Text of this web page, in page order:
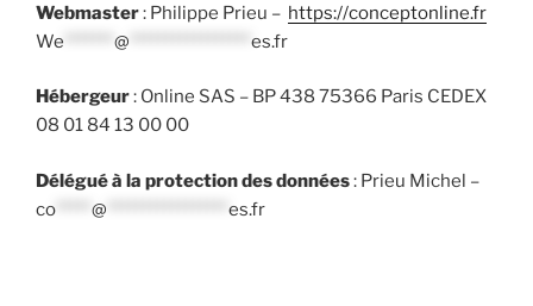
Webmaster: Philippe Prieu – https://conceptonline.fr
We
@ es.fr
Hébergeur: Online SAS – BP 438 75366 Paris CEDEX
08 01 84 13 00 00
Délégué à la protection des données: Prieu Michel –
co
@ es.fr